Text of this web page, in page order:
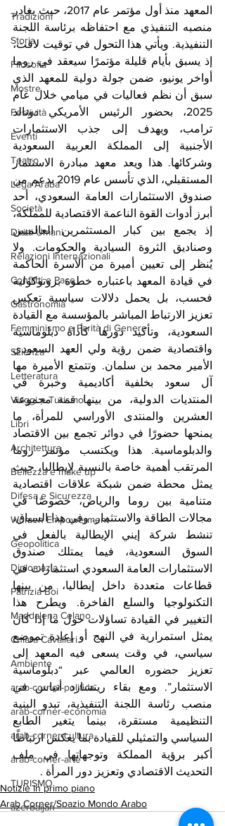
Tradizioni
Storia
Filosofia
Mostre
Festività
Eventi
Teatro
Lega Araba
Società
Diritti Umani
Relazioni Internazionali
Conflitti e Pace
Gastronomia
Femminismo e Parità di Genere
Scienza
Letteratura
Viaggi e Turismo
Libri
Architettura
Bellezza e make up
Difesa e Sicurezza
Women Empowerment
Geopolitica
Diplomazia
Patrizia Boi
Maddalena Celano
Chiara Cavalieri
Ambiente
arab-corner-politica
arab-corner-economia
arab-corner-cultura
arab-corner-arte
TURISMO
azerbaijan
المعهد منذ أول مؤتمر عام 2017، حيث يغادر
التنفيذية. ويأتي هذا التحول في توقيت لافت،
إذ يسبق بأيام قليلة مؤتمرًا سيعقد في روما
سبق أن نظم فعاليات في ميامي خلال عام
2025، بحضور الرئيس الأمريكي دونالد
المستقبلي، الذي تأسس عام 2019 بدعم من
أبرز أدوات القوة الناعمة الاقتصادية للمملكة،
إذ يجمع بين كبار المستثمرين العالميين
في قيادة المعهد باعتباره خطوة بروتوكولية
السعودية، وتأكيد دورها كأداة دبلوماسية
واقتصادية ضمن رؤية ولي العهد السعودي
آل سعود بخلفية أكاديمية وخبرة في
المنتديات الدولية، من بينها قمة مجموعة
والدبلوماسية. هذا ويكتسب مؤتمر روما
المرتقب أهمية خاصة بالنسبة لإيطاليا، حيث
متنامية بين روما والرياض، خصوصًا في
مجالات الطاقة والاستثمار. وفي هذا السياق،
الاستثمارات العامة السعودي استثمارات في
قطاعات متعددة داخل إيطاليا، من بينها
التغيير في القيادة تساؤلات حول ما إذا كان
يمثل استمرارية في النهج أو إعادة تموضع
تعزيز حضوره العالمي عبر “دبلوماسية
الاستثمار”. ومع بقاء ريتشارد أتياس في
السياسي والتمثيلي للقيادة بما يعكس ارتباطًا
التحديث الاقتصادي وتعزيز دور المرأة .
Notizie in primo piano
Arab Corner/Spazio Mondo Arabo